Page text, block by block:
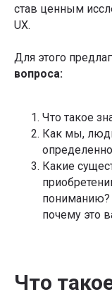
став ценным
UX.
Для этого
вопроса:
Что такое
Как мы,
Какие
пониманию?
почему это
Что